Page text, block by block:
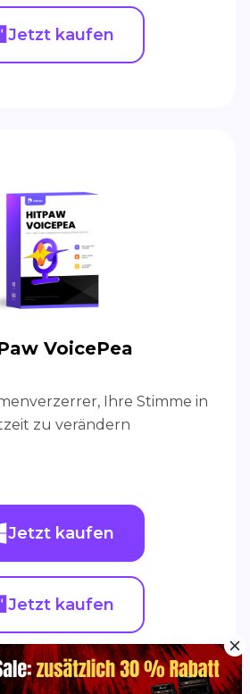
Jetzt kaufen
VoicePea
Ihre Stimme in
zu verändern
Jetzt kaufen
Jetzt kaufen